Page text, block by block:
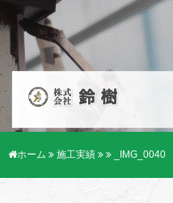
ホーム 施工実績 _IMG_0040